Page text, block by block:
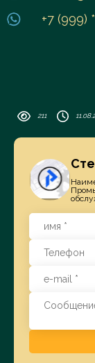
+7 (999)
211